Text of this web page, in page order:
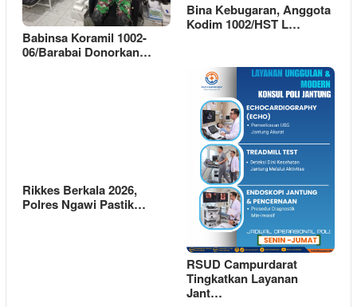
Babinsa Koramil 1002-
06/Barabai Donorkan…
Bina Kebugaran, Anggota
Kodim 1002/HST L…
Rikkes Berkala 2026,
Polres Ngawi Pastik…
RSUD Campurdarat
Tingkatkan Layanan
Jant…